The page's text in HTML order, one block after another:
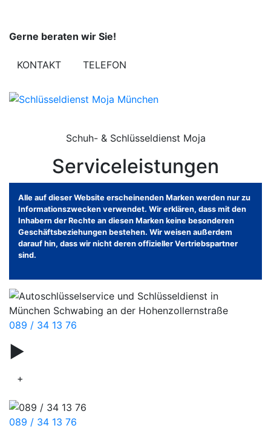
Gerne beraten wir Sie!
KONTAKT TELEFON
Schuh- & Schlüsseldienst Moja
Serviceleistungen
Alle auf dieser Website erscheinenden Marken werden nur zu
Informationszwecken verwendet. Wir erklären, dass mit den
Inhabern der Rechte an diesen Marken keine besonderen
Geschäftsbeziehungen bestehen. Wir weisen außerdem
darauf hin, dass wir nicht deren offizieller Vertriebspartner
sind.
089 / 34 13 76
▶
+
089 / 34 13 76